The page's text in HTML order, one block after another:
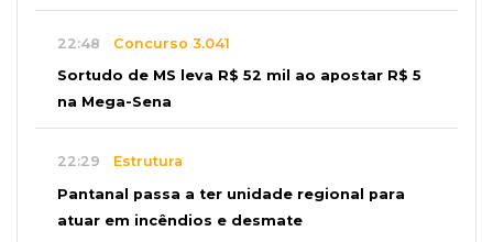
22:48 Concurso 3.041
Sortudo de MS leva R$ 52 mil ao apostar R$ 5
na Mega-Sena
22:29 Estrutura
Pantanal passa a ter unidade regional para
atuar em incêndios e desmate